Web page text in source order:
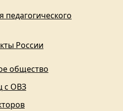
педагогического
России
общество
с ОВЗ